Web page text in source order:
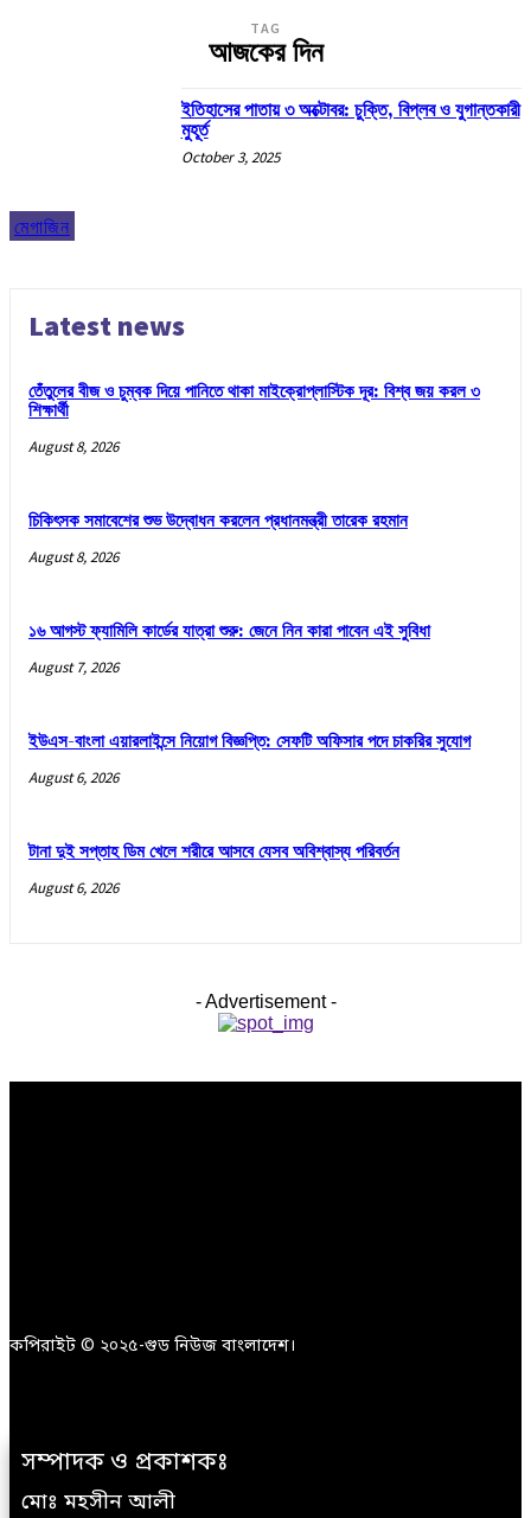
TAG
আজকের দিন
মেগাজিন
ইতিহাসের পাতায় ৩ অক্টোবর: চুক্তি, বিপ্লব ও যুগান্তকারী
মুহূর্ত
October 3, 2025
Latest news
তেঁতুলের বীজ ও চুম্বক দিয়ে পানিতে থাকা মাইক্রোপ্লাস্টিক দূর: বিশ্ব জয় করল ৩
শিক্ষার্থী
August 8, 2026
চিকিৎসক সমাবেশের শুভ উদ্বোধন করলেন প্রধানমন্ত্রী তারেক রহমান
August 8, 2026
১৬ আগস্ট ফ্যামিলি কার্ডের যাত্রা শুরু: জেনে নিন কারা পাবেন এই সুবিধা
August 7, 2026
ইউএস-বাংলা এয়ারলাইন্সে নিয়োগ বিজ্ঞপ্তি: সেফটি অফিসার পদে চাকরির সুযোগ
August 6, 2026
টানা দুই সপ্তাহ ডিম খেলে শরীরে আসবে যেসব অবিশ্বাস্য পরিবর্তন
August 6, 2026
- Advertisement -
কপিরাইট © ২০২৫-গুড নিউজ বাংলাদেশ।
সম্পাদক ও প্রকাশকঃ
মোঃ মহসীন আলী